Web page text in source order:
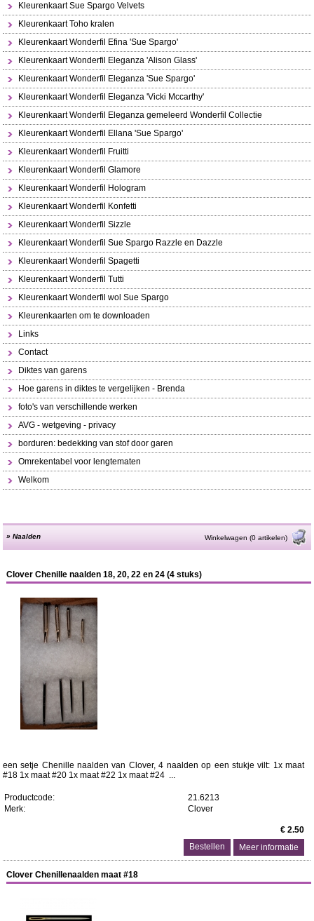
Kleurenkaart Sue Spargo Velvets
Kleurenkaart Toho kralen
Kleurenkaart Wonderfil Efina 'Sue Spargo'
Kleurenkaart Wonderfil Eleganza 'Alison Glass'
Kleurenkaart Wonderfil Eleganza 'Sue Spargo'
Kleurenkaart Wonderfil Eleganza 'Vicki Mccarthy'
Kleurenkaart Wonderfil Eleganza gemeleerd Wonderfil Collectie
Kleurenkaart Wonderfil Ellana 'Sue Spargo'
Kleurenkaart Wonderfil Fruitti
Kleurenkaart Wonderfil Glamore
Kleurenkaart Wonderfil Hologram
Kleurenkaart Wonderfil Konfetti
Kleurenkaart Wonderfil Sizzle
Kleurenkaart Wonderfil Sue Spargo Razzle en Dazzle
Kleurenkaart Wonderfil Spagetti
Kleurenkaart Wonderfil Tutti
Kleurenkaart Wonderfil wol Sue Spargo
Kleurenkaarten om te downloaden
Links
Contact
Diktes van garens
Hoe garens in diktes te vergelijken - Brenda
foto's van verschillende werken
AVG - wetgeving - privacy
borduren: bedekking van stof door garen
Omrekentabel voor lengtematen
Welkom
»Naalden Winkelwagen (0 artikelen)
Clover Chenille naalden 18, 20, 22 en 24 (4 stuks)
een setje Chenille naalden van Clover, 4 naalden op een stukje vilt: 1x maat
#18 1x maat #20 1x maat #22 1x maat #24 ...
Productcode:
21.6213
Merk:
Clover
€ 2.50
Meer informatie
Clover Chenillenaalden maat #18